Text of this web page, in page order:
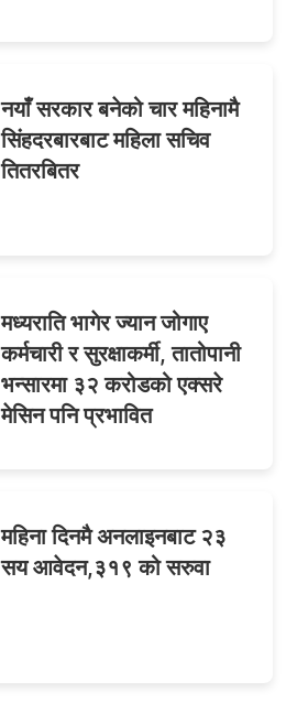
नयाँ सरकार बनेको चार महिनामै
सिंहदरबारबाट महिला सचिव
तितरबितर
मध्यराति भागेर ज्यान जोगाए
कर्मचारी र सुरक्षाकर्मी, तातोपानी
भन्सारमा ३२ करोडको एक्सरे
मेसिन पनि प्रभावित
महिना दिनमै अनलाइनबाट २३
सय आवेदन,३१९ को सरुवा